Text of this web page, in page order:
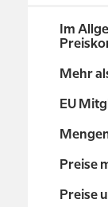
Im
Mehr
EU
Preise
Preise